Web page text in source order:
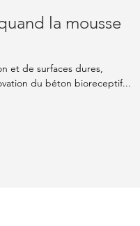
la mousse
et de surfaces dures,
du béton bioreceptif...